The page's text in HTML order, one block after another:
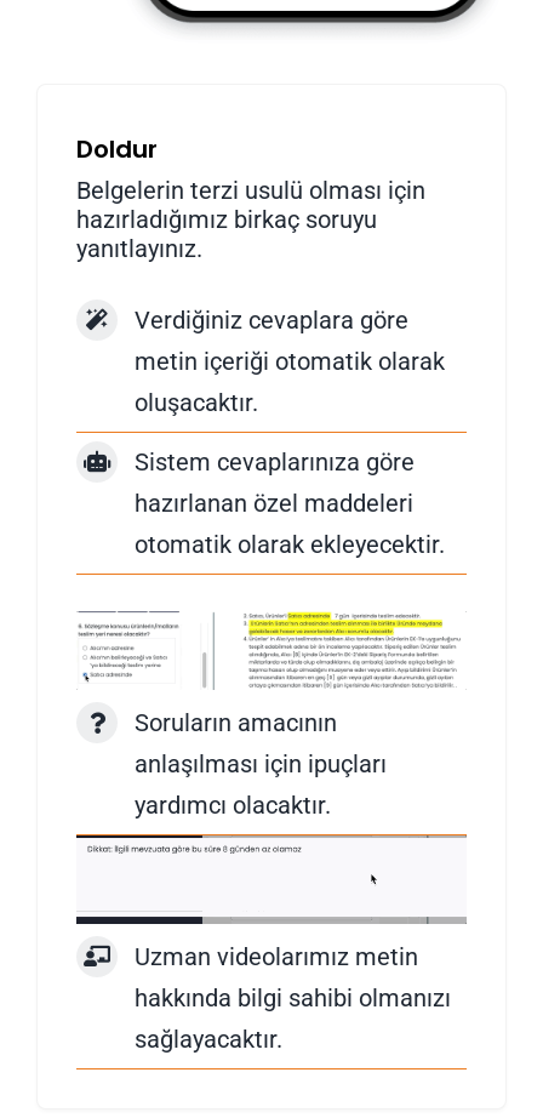
Doldur
Belgelerin terzi usulü olması için
hazırladığımız birkaç soruyu
yanıtlayınız.
Verdiğiniz cevaplara göre
metin içeriği otomatik olarak
oluşacaktır.
Sistem cevaplarınıza göre
hazırlanan özel maddeleri
otomatik olarak ekleyecektir.
Soruların amacının
anlaşılması için ipuçları
yardımcı olacaktır.
Uzman videolarımız metin
hakkında bilgi sahibi olmanızı
sağlayacaktır.